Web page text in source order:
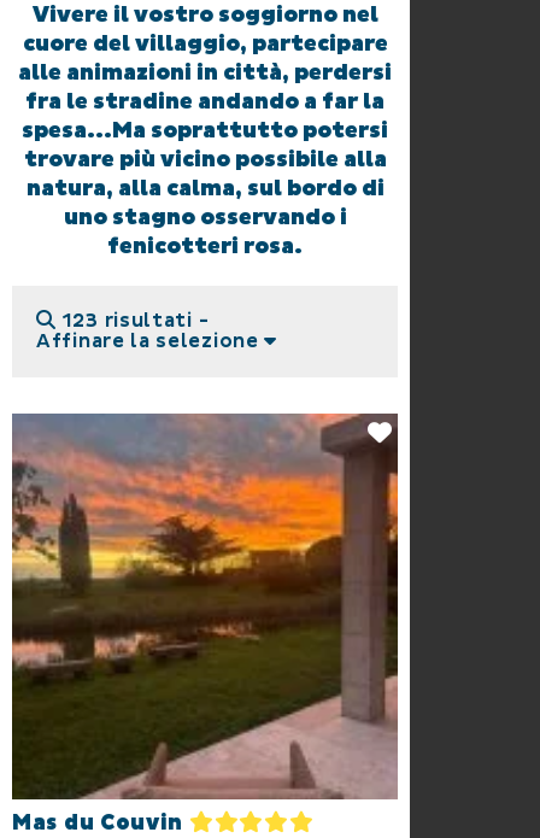
Vivere il vostro soggiorno nel
cuore del villaggio, partecipare
alle animazioni in città, perdersi
fra le stradine andando a far la
spesa...Ma soprattutto potersi
trovare più vicino possibile alla
natura, alla calma, sul bordo di
uno stagno osservando i
fenicotteri rosa.
123 risultati -
Affinare la selezione
Mas du Couvin